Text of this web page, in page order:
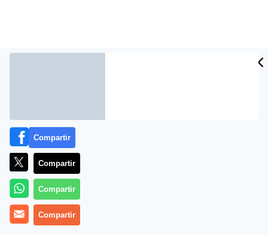
Más información
Compartir
Compartir
Compartir
Compartir